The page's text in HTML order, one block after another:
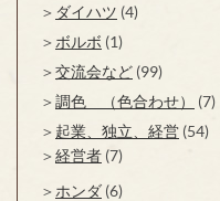
ダイハツ (4)
ボルボ (1)
交流会など (99)
調色 （色合わせ）
(7)
起業、独立、経営 (54)
経営者 (7)
ホンダ (6)